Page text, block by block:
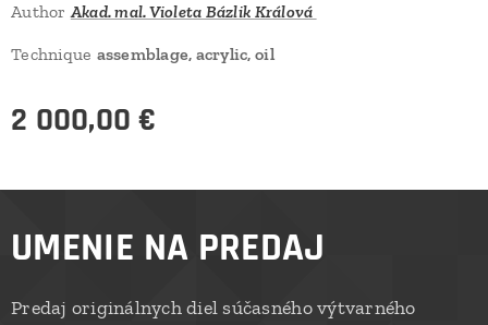
AuthorAkad. mal. Violeta Bázlik Králová
Technique assemblage, acrylic, oil
2 000,00 €
UMENIE NA PREDAJ
Predaj originálnych diel súčasného výtvarného